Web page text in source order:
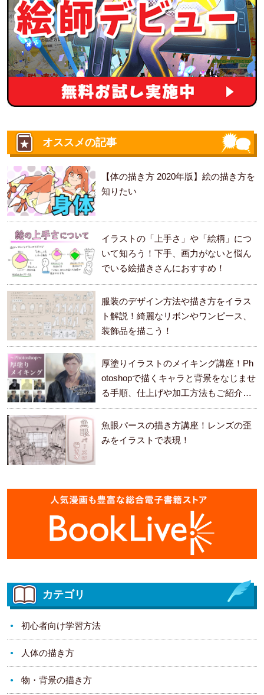
オススメの記事
【体の描き方 2020年版】絵の描き方を
知りたい
イラストの「上手さ」や「絵柄」につ
いて知ろう！下手、画力がないと悩ん
でいる絵描きさんにおすすめ！
服装のデザイン方法や描き方をイラス
ト解説！綺麗なリボンやワンピース、
装飾品を描こう！
厚塗りイラストのメイキング講座！Ph
otoshopで描くキャラと背景をなじませ
る手順、仕上げや加工方法もご紹介し
ます。
魚眼パースの描き方講座！レンズの歪
みをイラストで表現！
カテゴリ
初心者向け学習方法
人体の描き方
物・背景の描き方